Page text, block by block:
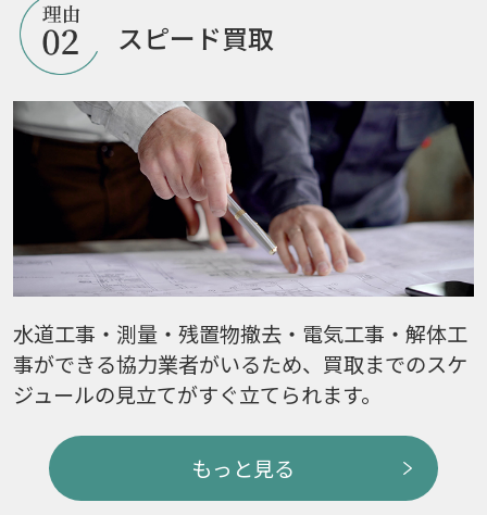
スピード買取
水道工事・測量・残置物撤去・電気工事・解体工
事ができる協力業者がいるため、買取までのスケ
ジュールの見立てがすぐ立てられます。
もっと見る